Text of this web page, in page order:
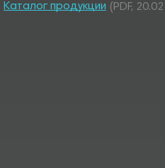
Каталог продукции (PDF,